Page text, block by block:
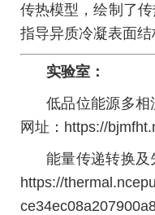
传热模型，绘制了
指导异质冷凝表面
实验室：
低品位能源多相
网址：https://
能量传递转换及
https://